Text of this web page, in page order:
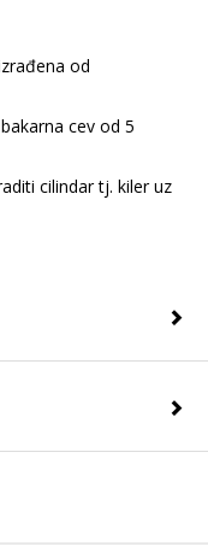
od
cev od 5
cilindar tj. kiler uz